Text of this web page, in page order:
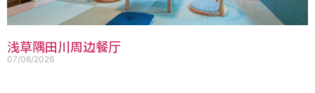
浅草隅田川周边餐厅
07/06/2026